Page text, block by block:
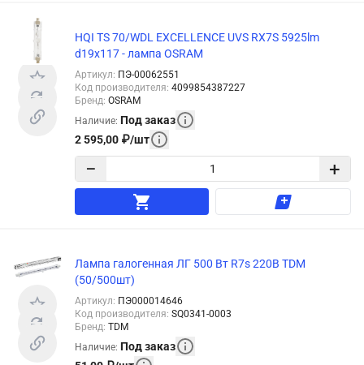
HQI TS 70/WDL EXCELLENCE UVS RX7S 5925lm
d19x117 - лампа OSRAM
Артикул: ПЭ-00062551
Код производителя: 4099854387227
Бренд: OSRAM
Наличие: Под заказ
2 595,00 ₽/шт
− +
Лампа галогенная ЛГ 500 Вт R7s 220В TDM
(50/500шт)
Артикул: ПЭ000014646
Код производителя: SQ0341-0003
Бренд: TDM
Наличие: Под заказ